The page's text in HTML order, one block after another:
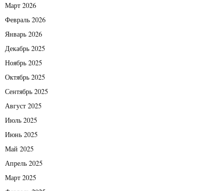
Март 2026
Февраль 2026
Январь 2026
Декабрь 2025
Ноябрь 2025
Октябрь 2025
Сентябрь 2025
Август 2025
Июль 2025
Июнь 2025
Май 2025
Апрель 2025
Март 2025